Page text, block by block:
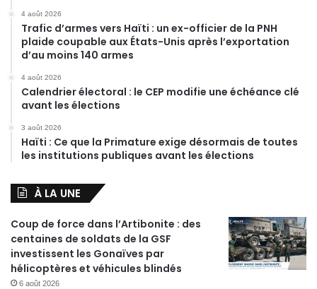
4 août 2026
Trafic d’armes vers Haïti : un ex-officier de la PNH
plaide coupable aux États-Unis après l’exportation
d’au moins 140 armes
4 août 2026
Calendrier électoral : le CEP modifie une échéance clé
avant les élections
3 août 2026
Haïti : Ce que la Primature exige désormais de toutes
les institutions publiques avant les élections
À LA UNE
Coup de force dans l’Artibonite : des
centaines de soldats de la GSF
investissent les Gonaïves par
hélicoptères et véhicules blindés
6 août 2026